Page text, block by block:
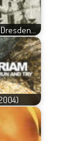
Dresden…